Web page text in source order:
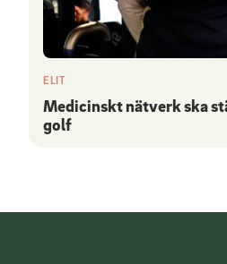
ELIT
Medicinskt nätverk ska
golf